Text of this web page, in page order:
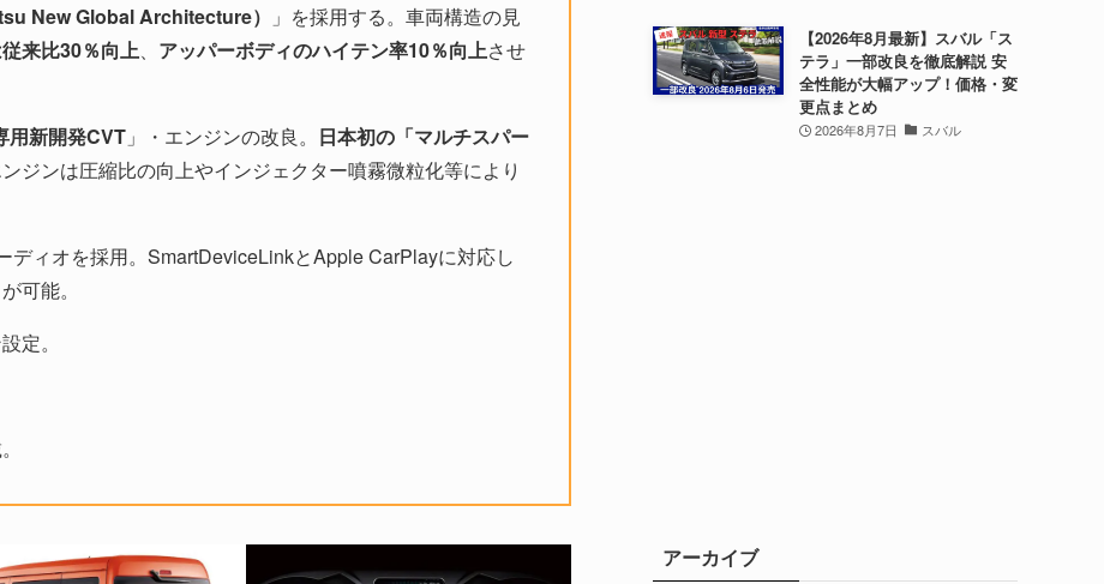
New Global Architecture）
」を採用する。車両構造の見
来比30％向上、 アッパーボディのハイテン率10％向上させ
用新開発CVT 」・エンジンの改良。 日本初の「マルチスパー
ジンは圧縮比の向上やインジェクター噴霧微粒化等により
ディオを採用。SmartDeviceLinkとApple CarPlayに対応し
可能。
定。
【2026年8月最新】スバル「ス
テラ」一部改良を徹底解説 安
全性能が大幅アップ！価格・変
更点まとめ
2026年8月7日 スバル
アーカイブ